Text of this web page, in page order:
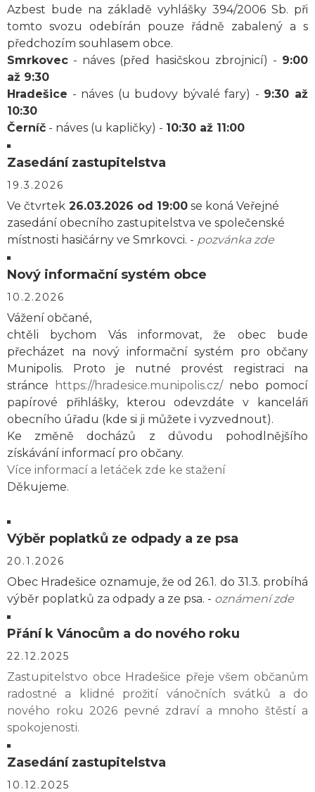
Azbest bude na základě vyhlášky 394/2006 Sb. při
tomto svozu odebírán pouze řádně zabalený a s
předchozím souhlasem obce.
Smrkovec - náves (před hasičskou zbrojnicí) - 9:00
až 9:30
Hradešice - náves (u budovy bývalé fary) - 9:30 až
10:30
Černíč - náves (u kapličky) - 10:30 až 11:00
Zasedání zastupitelstva
19.3.2026
Ve čtvrtek 26.03.2026 od 19:00 se koná Veřejné
zasedání obecního zastupitelstva ve společenské
místnosti hasičárny ve Smrkovci. - pozvánka zde
Nový informační systém obce
10.2.2026
Vážení občané,
chtěli bychom Vás informovat, že obec bude
přecházet na nový informační systém pro občany
Munipolis. Proto je nutné provést registraci na
stránce
https://hradesice.munipolis.cz/nebo pomocí
papírové přihlášky, kterou odevzdáte v kanceláři
obecního úřadu (kde si ji můžete i vyzvednout).
Ke změně docházů z důvodu pohodlnějšího
získávání informací pro občany.
Více informací a letáček zde ke stažení
Děkujeme.
Výběr poplatků ze odpady a ze psa
20.1.2026
Obec Hradešice oznamuje, že od 26.1. do 31.3. probíhá
výběr poplatků za odpady a ze psa. - oznámení zde
Přání k Vánocům a do nového roku
22.12.2025
Zastupitelstvo obce Hradešice přeje všem občanům
radostné a klidné prožití vánočních svátků a do
nového roku 2026 pevné zdraví a mnoho štěstí a
spokojenosti.
Zasedání zastupitelstva
10.12.2025